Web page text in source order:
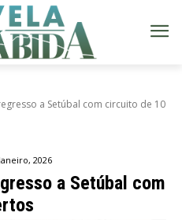
a Setúbal com circuito de 10
2026
a Setúbal com